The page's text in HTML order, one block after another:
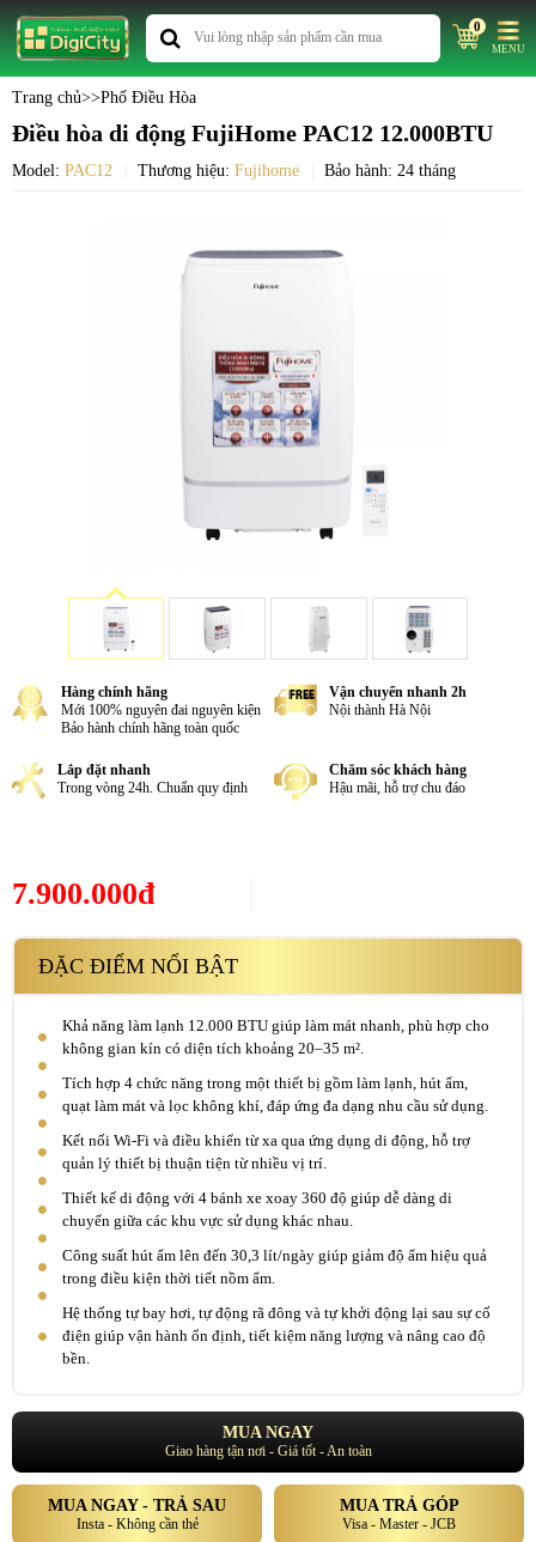
0
MENU
Trang chủ>>Phố Điều Hòa
Điều hòa di động FujiHome PAC12 12.000BTU
Model: PAC12 Thương hiệu: Fujihome Bảo hành: 24 tháng
Hàng chính hãng
Mới 100% nguyên đai nguyên kiện
Bảo hành chính hãng toàn quốc
Vận chuyển nhanh 2h
Nội thành Hà Nội
Lắp đặt nhanh
Trong vòng 24h. Chuẩn quy định
Chăm sóc khách hàng
Hậu mãi, hỗ trợ chu đáo
7.900.000đ
ĐẶC ĐIỂM NỔI BẬT
Khả năng làm lạnh 12.000 BTU giúp làm mát nhanh, phù hợp cho
không gian kín có diện tích khoảng 20–35 m².
Tích hợp 4 chức năng trong một thiết bị gồm làm lạnh, hút ẩm,
quạt làm mát và lọc không khí, đáp ứng đa dạng nhu cầu sử dụng.
Kết nối Wi-Fi và điều khiển từ xa qua ứng dụng di động, hỗ trợ
quản lý thiết bị thuận tiện từ nhiều vị trí.
Thiết kế di động với 4 bánh xe xoay 360 độ giúp dễ dàng di
chuyển giữa các khu vực sử dụng khác nhau.
Công suất hút ẩm lên đến 30,3 lít/ngày giúp giảm độ ẩm hiệu quả
trong điều kiện thời tiết nồm ẩm.
Hệ thống tự bay hơi, tự động rã đông và tự khởi động lại sau sự cố
điện giúp vận hành ổn định, tiết kiệm năng lượng và nâng cao độ
bền.
MUA NGAY
Giao hàng tận nơi - Giá tốt - An toàn
MUA NGAY - TRẢ SAU
Insta - Không cần thẻ
MUA TRẢ GÓP
Visa - Master - JCB